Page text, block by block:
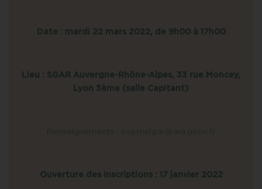
Date : mardi 22 mars 2022, de 9h00 à 17h00
Lieu : SGAR Auvergne-Rhône-Alpes, 33 rue Moncey,
Lyon 3ème (salle Capitant)
Renseignements : eva.melgar@ara.gouv.fr
Ouverture des inscriptions : 17 janvier 2022